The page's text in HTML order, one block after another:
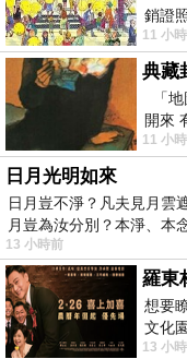
銷證
治大
11 小
典藏
「地
開來
從中
11 小
日月光明如來
日月豈不淨？凡夫見月雲
月豈為汝分別？本淨、本
13 小時前
羅東
想要
文化
以到
13 小